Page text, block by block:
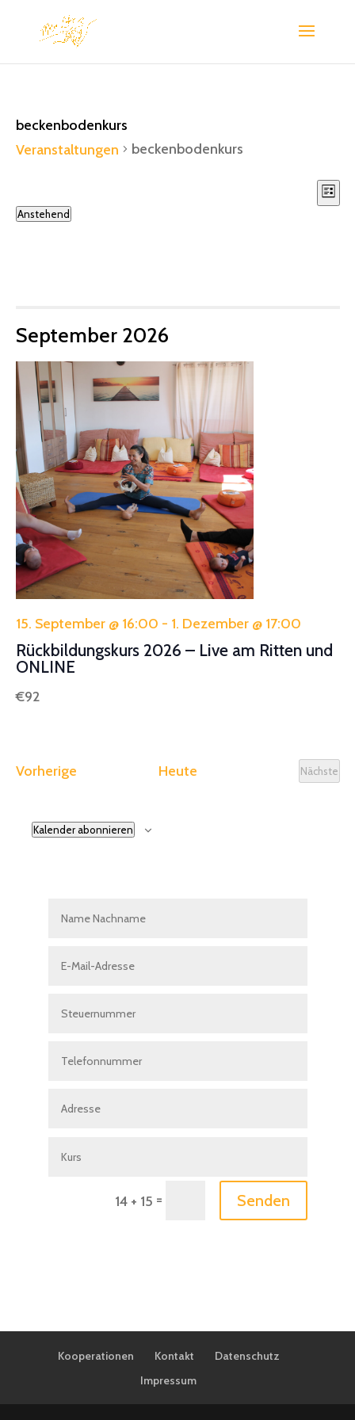
beckenbodenkurs
Veranstaltungen
beckenbodenkurs
Liste
Veranstaltungen
Anstehend
September 2026
Rückbildungskurs 2026 – Live am Ritten und
ONLINE
15. September @ 16:00 - 1. Dezember @ 17:00
€92
VorherigeVeranstaltungenHeute
Nächste
Kalender abonnieren
14 + 15 = Senden
Kooperationen Kontakt
Datenschutz
Impressum